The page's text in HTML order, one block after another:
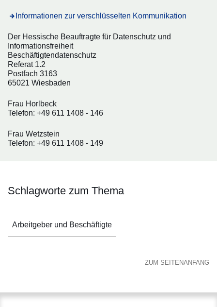
Informationen zur verschlüsselten Kommunikation
Der Hessische Beauftragte für Datenschutz und
Informationsfreiheit
Beschäftigtendatenschutz
Referat 1.2
Postfach 3163
65021 Wiesbaden
Frau Horlbeck
Telefon: +49 611 1408 - 146
Frau Wetzstein
Telefon: +49 611 1408 - 149
Schlagworte zum Thema
Arbeitgeber und Beschäftigte
ZUM SEITENANFANG